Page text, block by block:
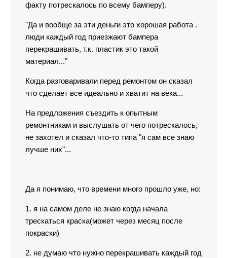
факту потрескалось по всему бамперу).
"Да и вообще за эти деньги это хорошая работа .
люди каждый год приезжают бампера
перекрашивать, т.к. пластик это такой
материал..."
Когда разговаривали перед ремонтом он сказал
что сделает все идеально и хватит на века...
На предложения съездить к опытным
ремонтникам и выслушать от чего потрескалось,
не захотел и сказал что-то типа "я сам все знаю
лучше них"...
Да я понимаю, что времени много прошло уже, но:
1. я на самом деле не знаю когда начала
трескаться краска(может через месяц после
покраски)
2. не думаю что нужно перекрашивать каждый год